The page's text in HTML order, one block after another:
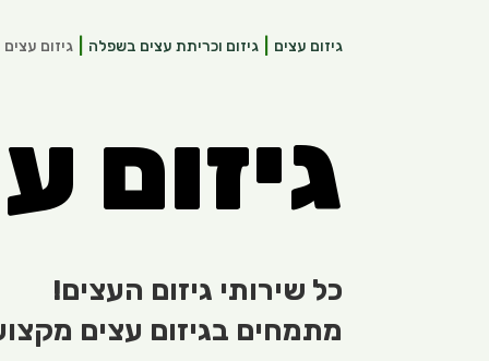
גיזום עצים גיזום וכריתת עצים בשפלה גיזום
גיזום
כל שירותי גיזום העצים!
מתמחים בגיזום עצים